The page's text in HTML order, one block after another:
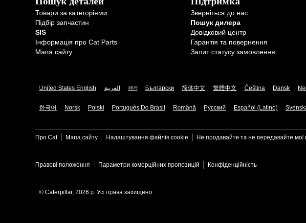
Товари за категоріями
Підбір запчастин
SIS
Інформація про Cat Parts
Мапа сайту
Зверніться до нас
Пошук дилера
Довідковий центр
Гарантія та повернення
Запит статусу замовлення
United States English العربية বাংলা Български 简体中文 繁體中文 Čeština Dansk
한국어 Norsk Polski Português Do Brasil Română Русский Español (Latino)
Про Cat Мапа сайту Налаштування файлів​ cookie Не продавайте та не передавайте мої
Правові положення Параметри комерційних пропозицій Конфіденційність
© Caterpillar, 2026 р. Усі права захищено